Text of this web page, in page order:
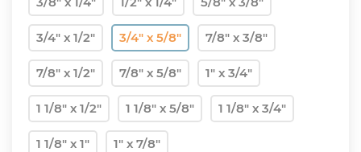
3/4" х 1/2" 3/4" х 5/8" 7/8" х 3/8"
7/8" х 1/2" 7/8" х 5/8" 1" х 3/4"
1 1/8" х 1/2" 1 1/8" х 5/8" 1 1/8" х 3/4"
1 1/8" х 1" 1" х 7/8"